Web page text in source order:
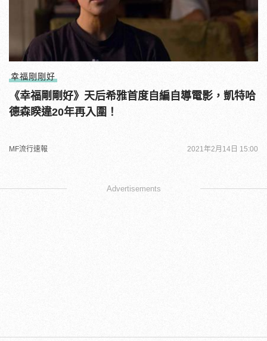
幸福剛剛好
《幸福剛剛好》天后希雅首度自編自導電影，凱特哈
德森睽違20年再入圍！
MF流行速報 2021年2月14日 15:00
Advertisements